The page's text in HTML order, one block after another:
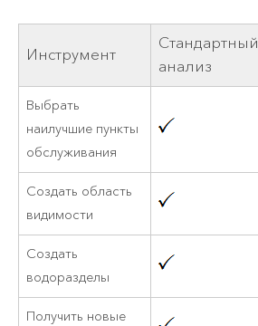
Инструмент
Стандартный
анализ
Выбрать
наилучшие пункты
обслуживания
Создать область
видимости
Создать
водоразделы
Получить новые